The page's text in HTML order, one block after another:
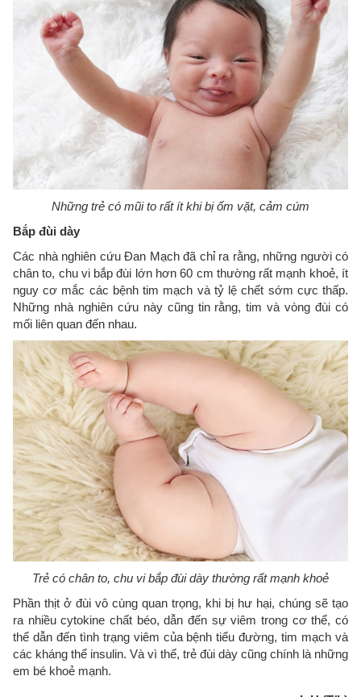
Những trẻ có mũi to rất ít khi bị ốm vặt, cảm cúm
Bắp đùi dày
Các nhà nghiên cứu Đan Mạch đã chỉ ra rằng, những người có
chân to, chu vi bắp đùi lớn hơn 60 cm thường rất mạnh khoẻ, ít
nguy cơ mắc các bệnh tim mạch và tỷ lệ chết sớm cực thấp.
Những nhà nghiên cứu này cũng tin rằng, tim và vòng đùi có
mối liên quan đến nhau.
Trẻ có chân to, chu vi bắp đùi dày thường rất mạnh khoẻ
Phần thịt ở đùi vô cùng quan trọng, khi bị hư hại, chúng sẽ tạo
ra nhiều cytokine chất béo, dẫn đến sự viêm trong cơ thể, có
thể dẫn đến tình trạng viêm của bệnh tiểu đường, tim mạch và
các kháng thể insulin. Và vì thế, trẻ đùi dày cũng chính là những
em bé khoẻ mạnh.